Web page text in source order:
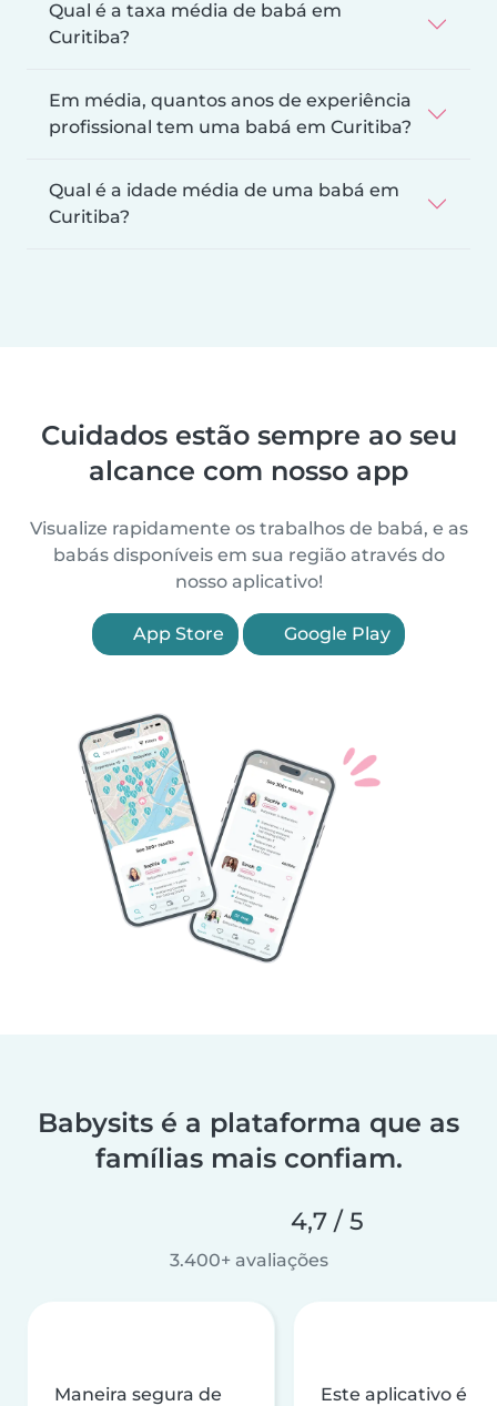
Qual é a taxa média de babá em
Curitiba?
Em média, quantos anos de experiência
profissional tem uma babá em Curitiba?
Qual é a idade média de uma babá em
Curitiba?
Cuidados estão sempre ao seu
alcance com nosso app
Visualize rapidamente os trabalhos de babá, e as
babás disponíveis em sua região através do
nosso aplicativo!
App Store Google Play
Babysits é a plataforma que as
famílias mais confiam.
4,7 / 5
3.400+ avaliações
Maneira segura de
Este aplicativo é